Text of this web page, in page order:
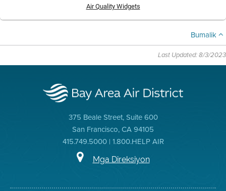
Air Quality Widgets
Bumalik
Last Updated: 8/3/2023
375 Beale Street, Suite 600
San Francisco, CA 94105
415.749.5000 | 1.800.HELP AIR
Mga Direksiyon